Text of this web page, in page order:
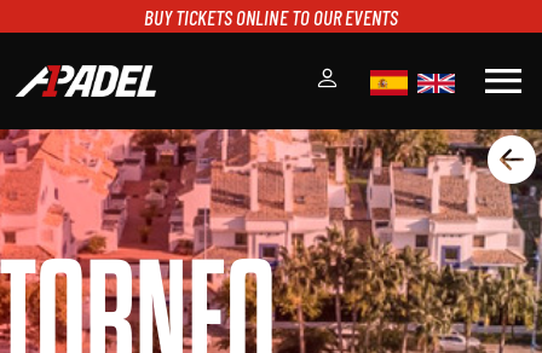
BUY TICKETS ONLINE TO OUR EVENTS
menu
A1PADEL
RANKING
CALENDARIO
TORNEOS
NOTICIAS
MULTIMEDIA